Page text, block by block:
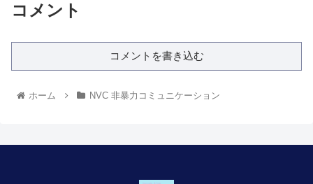
コメント
コメントを書き込む
ホーム NVC 非暴力コミュニケーション